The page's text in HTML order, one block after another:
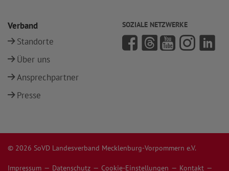
Verband
Standorte
Über uns
Ansprechpartner
Presse
SOZIALE NETZWERKE
© 2026 SoVD Landesverband Mecklenburg-Vorpommern e.V.
Impressum Datenschutz Cookie-Einstellungen Kontakt